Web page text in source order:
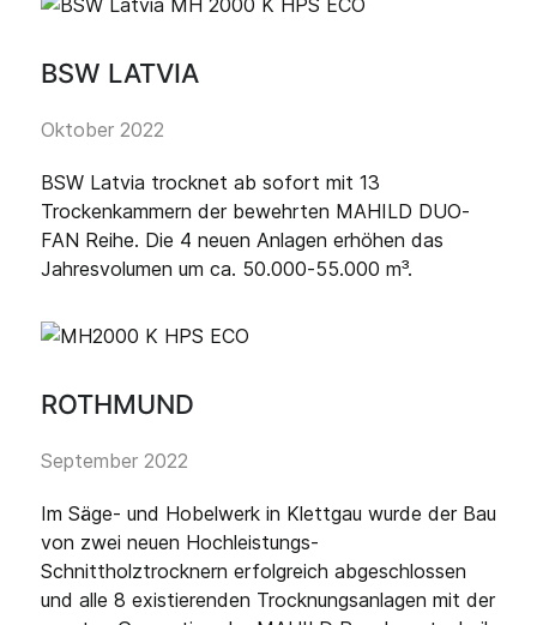
BSW LATVIA
Oktober 2022
BSW Latvia trocknet ab sofort mit 13
Trockenkammern der bewehrten MAHILD DUO-
FAN Reihe. Die 4 neuen Anlagen erhöhen das
Jahresvolumen um ca. 50.000-55.000 m³.
ROTHMUND
September 2022
Im Säge- und Hobelwerk in Klettgau wurde der Bau
von zwei neuen Hochleistungs-
Schnittholztrocknern erfolgreich abgeschlossen
und alle 8 existierenden Trocknungsanlagen mit der